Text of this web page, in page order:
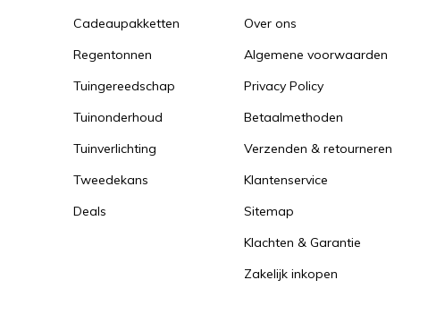
Cadeaupakketten
Regentonnen
Tuingereedschap
Tuinonderhoud
Tuinverlichting
Tweedekans
Deals
Over ons
Algemene voorwaarden
Privacy Policy
Betaalmethoden
Verzenden & retourneren
Klantenservice
Sitemap
Klachten & Garantie
Zakelijk inkopen